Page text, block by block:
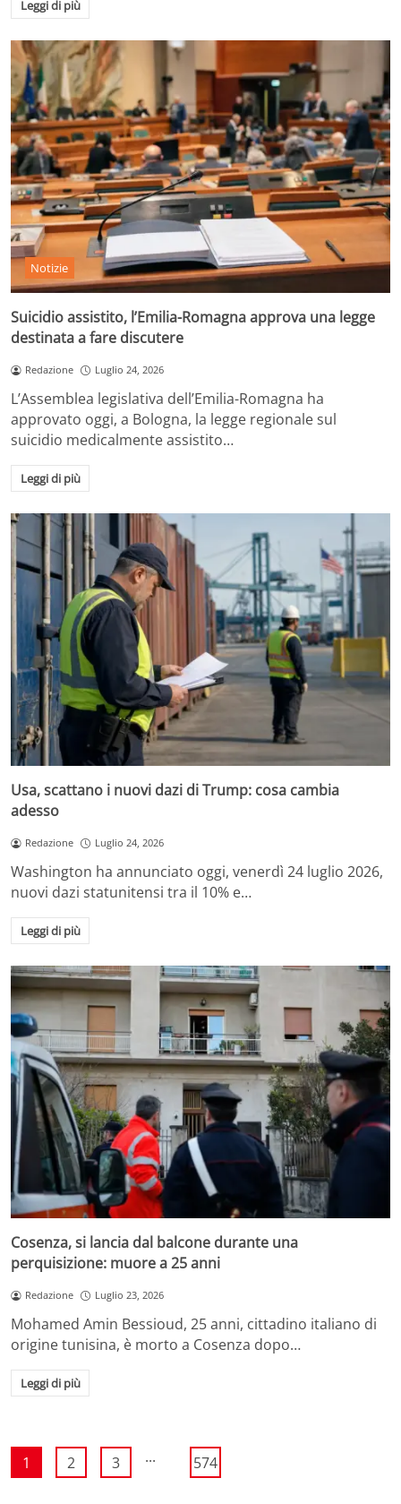
Leggi di più
Notizie
Suicidio assistito, l’Emilia-Romagna approva una legge
destinata a fare discutere
Redazione Luglio 24, 2026
L’Assemblea legislativa dell’Emilia-Romagna ha
approvato oggi, a Bologna, la legge regionale sul
suicidio medicalmente assistito…
Leggi di più
Usa, scattano i nuovi dazi di Trump: cosa cambia
adesso
Redazione Luglio 24, 2026
Washington ha annunciato oggi, venerdì 24 luglio 2026,
nuovi dazi statunitensi tra il 10% e…
Leggi di più
Cosenza, si lancia dal balcone durante una
perquisizione: muore a 25 anni
Redazione Luglio 23, 2026
Mohamed Amin Bessioud, 25 anni, cittadino italiano di
origine tunisina, è morto a Cosenza dopo…
Leggi di più
1 2 3 ... 574